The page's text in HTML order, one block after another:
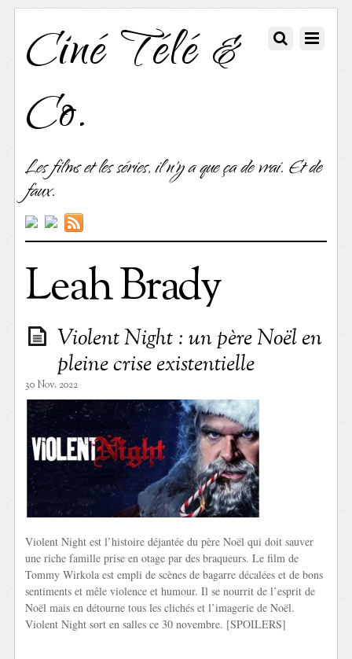
Ciné Télé &
Co.
Les films et les séries, il n'y a que ça de vrai. Et de
faux.
Leah Brady
Violent Night : un père Noël en
pleine crise existentielle
30 Nov. 2022
Violent Night est l’histoire déjantée du père Noël qui doit sauver
une riche famille prise en otage par des braqueurs. Le film de
Tommy Wirkola est empli de scènes de bagarre décalées et de bons
sentiments et mêle violence et humour. Il se nourrit de l’esprit de
Noël mais en détourne tous les clichés et l’imagerie de Noël.
Violent Night sort en salles ce 30 novembre. [SPOILERS]